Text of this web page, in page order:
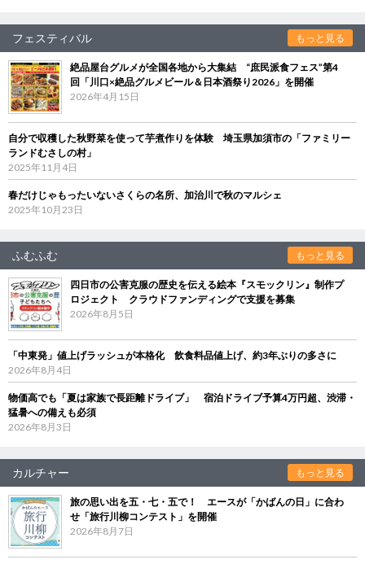
フェスティバル もっと見る
絶品屋台グルメが全国各地から大集結 “庶民派食フェス”第4
回「川口×絶品グルメビール＆日本酒祭り2026」を開催
2026年4月15日
自分で収穫した秋野菜を使って芋煮作りを体験 埼玉県加須市の「ファミリー
ランドむさしの村」
2025年11月4日
春だけじゃもったいないさくらの名所、加治川で秋のマルシェ
2025年10月23日
ふむふむ もっと見る
四日市の公害克服の歴史を伝える絵本『スモックリン』制作プ
ロジェクト クラウドファンディングで支援を募集
2026年8月5日
「中東発」値上げラッシュが本格化 飲食料品値上げ、約3年ぶりの多さに
2026年8月4日
物価高でも「夏は家族で長距離ドライブ」 宿泊ドライブ予算4万円超、渋滞・
猛暑への備えも必須
2026年8月3日
カルチャー もっと見る
旅の思い出を五・七・五で！ エースが「かばんの日」に合わ
せ「旅行川柳コンテスト」を開催
2026年8月7日